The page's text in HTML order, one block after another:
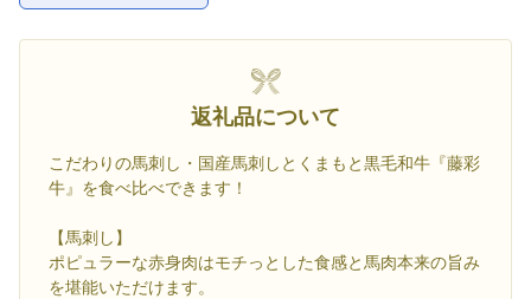
返礼品について
こだわりの馬刺し・国産馬刺しとくまもと黒毛和牛『藤彩
牛』を食べ比べできます！
【馬刺し】
ポピュラーな赤身肉はモチっとした食感と馬肉本来の旨み
を堪能いただけます。